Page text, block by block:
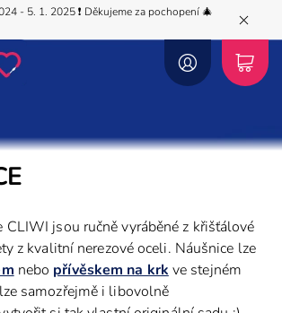
- 5. 1. 2025 ❗️ Děkujeme za pochopení 🎄
CLIWI jsou ručně vyráběné z křišťálové
z kvalitní nerezové oceli. Náušnice lze
nebo přívěskem na krk ve stejném
samozřejmě i libovolně